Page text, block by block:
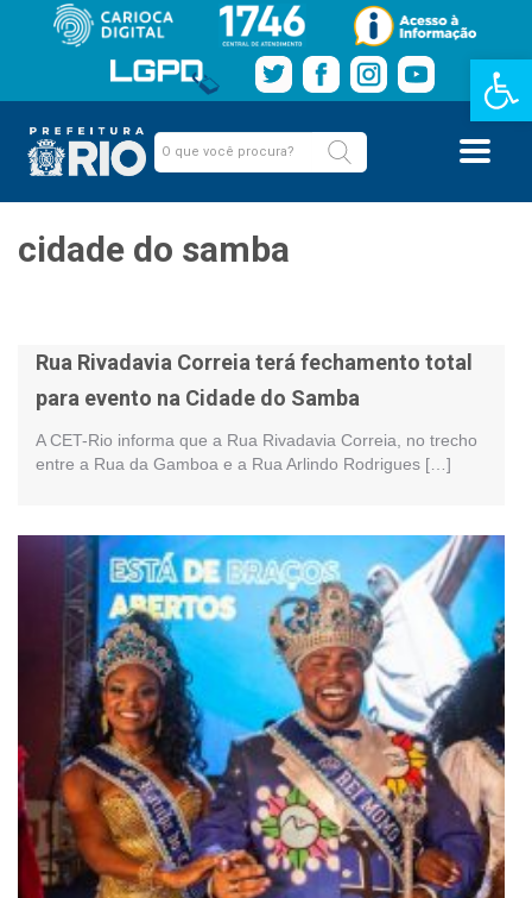
Barra de
cidade do samba
Rua Rivadavia Correia terá fechamento total
para evento na Cidade do Samba
A CET-Rio informa que a Rua Rivadavia Correia, no trecho
entre a Rua da Gamboa e a Rua Arlindo Rodrigues […]